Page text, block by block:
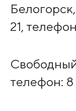
21,
телефон: